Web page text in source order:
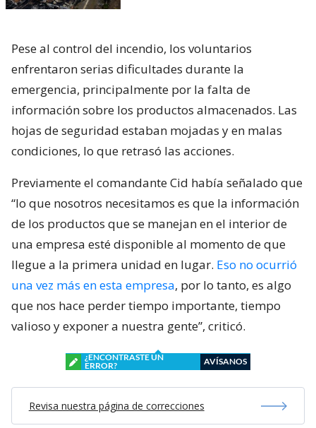
Pese al control del incendio, los voluntarios
enfrentaron serias dificultades durante la
emergencia, principalmente por la falta de
información sobre los productos almacenados. Las
hojas de seguridad estaban mojadas y en malas
condiciones, lo que retrasó las acciones.
Previamente el comandante Cid había señalado que
“lo que nosotros necesitamos es que la información
de los productos que se manejan en el interior de
una empresa esté disponible al momento de que
llegue a la primera unidad en lugar. Eso no ocurrió
una vez más en esta empresa, por lo tanto, es algo
que nos hace perder tiempo importante, tiempo
valioso y exponer a nuestra gente”, criticó.
¿ENCONTRASTE UN
ERROR?
AVÍSANOS
Revisa nuestra página de correcciones